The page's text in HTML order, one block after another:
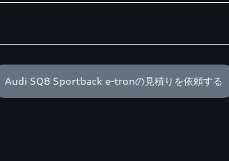
Audi SQ8 Sportback e-tronの見積りを依頼する